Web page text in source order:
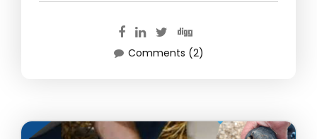
Comments (2)